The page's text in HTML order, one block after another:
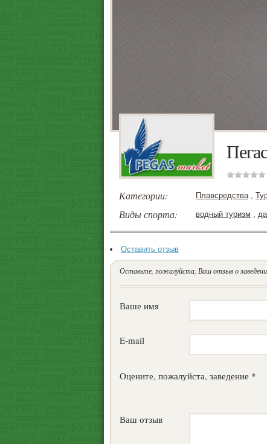
Категории: Плавсредства,
Виды спорта: водный туризм ,
Оставить отзыв
Оставьте, пожалуйста, Ваш отзыв о
Ваше имя
E-mail
Оцените, пожалуйста, заведение *
Ваш отзыв